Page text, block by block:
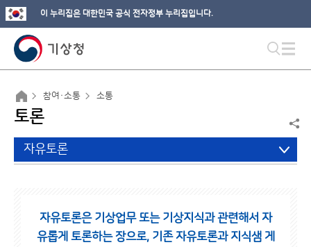
이 누리집은 대한민국 공식 전자정부 누리집입니다.
참여·소통 소통
토론
자유토론
자유토론은 기상업무 또는 기상지식과 관련해서 자
유롭게 토론하는 장으로, 기존 자유토론과 지식샘 게